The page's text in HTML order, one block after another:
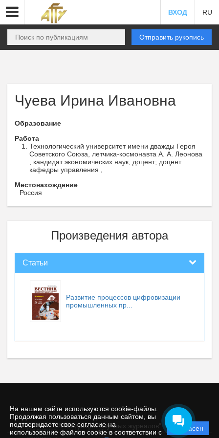
На нашем сайте используются cookie-файлы.
Продолжая пользоваться данным сайтом, вы
подтверждаете свое согласие на
использование файлов cookie в соответствии с
Согласен
ВХОД RU
Отправить рукопись
Чуева Ирина Ивановна
Образование
Работа
Технологический университет имени дважды Героя
Советского Союза, летчика-космонавта А. А. Леонова
, кандидат экономических наук, доцент; доцент
кафедры управления ,
Местонахождение
Россия
Произведения автора
Статьи
Развитие процессов цифровизации
промышленных пр...
© "Редакция научных журналов"
Политика